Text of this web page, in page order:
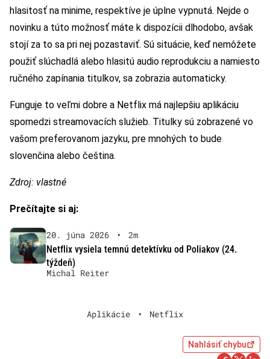
hlasitosť na minime, respektíve je úplne vypnutá. Nejde o
novinku a túto možnosť máte k dispozícii dlhodobo, avšak
stojí za to sa pri nej pozastaviť. Sú situácie, keď nemôžete
použiť slúchadlá alebo hlasitú audio reprodukciu a namiesto
ručného zapínania titulkov, sa zobrazia automaticky.
Funguje to veľmi dobre a Netflix má najlepšiu aplikáciu
spomedzi streamovacích služieb. Titulky sú zobrazené vo
vašom preferovanom jazyku, pre mnohých to bude
slovenčina alebo čeština.
Zdroj: vlastné
Prečítajte si aj:
20. júna 2026 •
2m
Netflix vysiela temnú detektívku od Poliakov (24.
týždeň)
Michal Reiter
Aplikácie • Netflix
Nahlásiť chybu